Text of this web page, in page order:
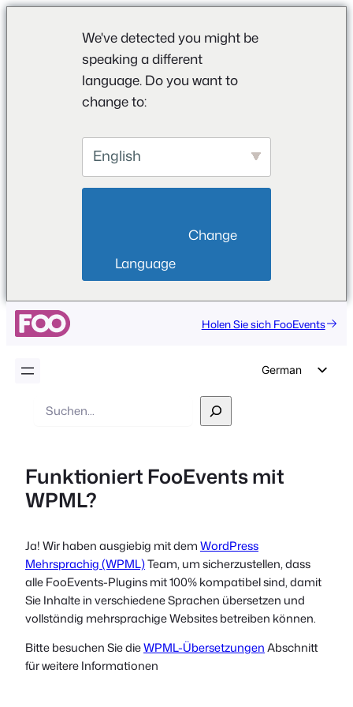
We've detected you might be
speaking a different
language. Do you want to
change to:
English
Language
Holen Sie sich FooEvents
German
Italian
Czech
Greek
Suche
Funktioniert FooEvents mit
WPML?
Ja! Wir haben ausgiebig mit demWordPress
Mehrsprachig (WPML)Team, um sicherzustellen, dass
alle FooEvents-Plugins mit 100% kompatibel sind, damit
Sie Inhalte in verschiedene Sprachen übersetzen und
vollständig mehrsprachige Websites betreiben können.
Bitte besuchen Sie dieWPML-ÜbersetzungenAbschnitt
für weitere Informationen